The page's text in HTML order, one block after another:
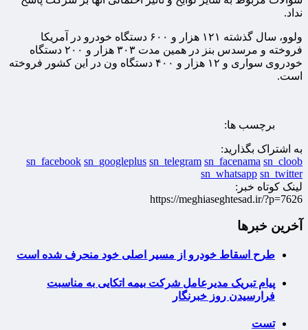
نداد.
ولوو، سال گذشته ۱۲۱ هزار و ۶۰۰ دستگاه خودرو در آمریکا
فروخته و مرسدس بنز در همین مدت ۳۰۳ هزار و ۲۰۰ دستگاه
خودروی سواری و ۱۲ هزار و ۴۰۰ دستگاه ون در این کشور فروخته
است.
برچسب ها:
به اشتراک بگذارید:
sn_facebook sn_googleplus sn_telegram sn_facenama sn_cloob
sn_whatsapp sn_twitter
لینک کوتاه خبر:
https://meghiaseghtesad.ir/?p=7626
آخرین خبرها
طرح اسقاط خودرو از مسیر اصلی خود منحرف شده است
پیام تبریک مدیرعامل شرکت بیمه اتکایی به مناسبت
فرارسیدن روز خبرنگار
تست